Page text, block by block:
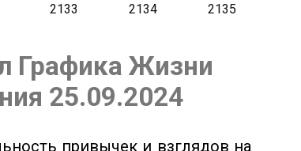
Графика Жизни
25.09.2024
привычек и взглядов на